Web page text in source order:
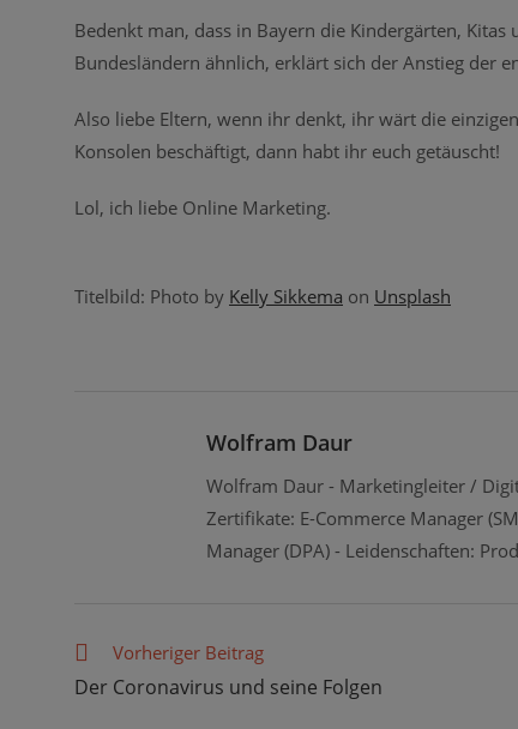
Bedenkt man, dass in Bayern die Kindergärten,
Bundesländern ähnlich, erklärt sich der Anstieg der
Also liebe Eltern, wenn ihr denkt, ihr wärt die
Konsolen beschäftigt, dann habt ihr euch getäuscht!
Lol, ich liebe Online Marketing.
Titelbild: Photo by Kelly Sikkema on Unsplash
Wolfram Daur
Wolfram Daur - Marketingleiter /
Zertifikate: E-Commerce Manager
Manager (DPA) - Leidenschaften:
Weitere
ansehen
Vorheriger Beitrag
Der Coronavirus und seine Folgen